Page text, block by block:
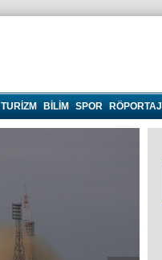
TURIZM BILIM SPOR RÖPORTAJ